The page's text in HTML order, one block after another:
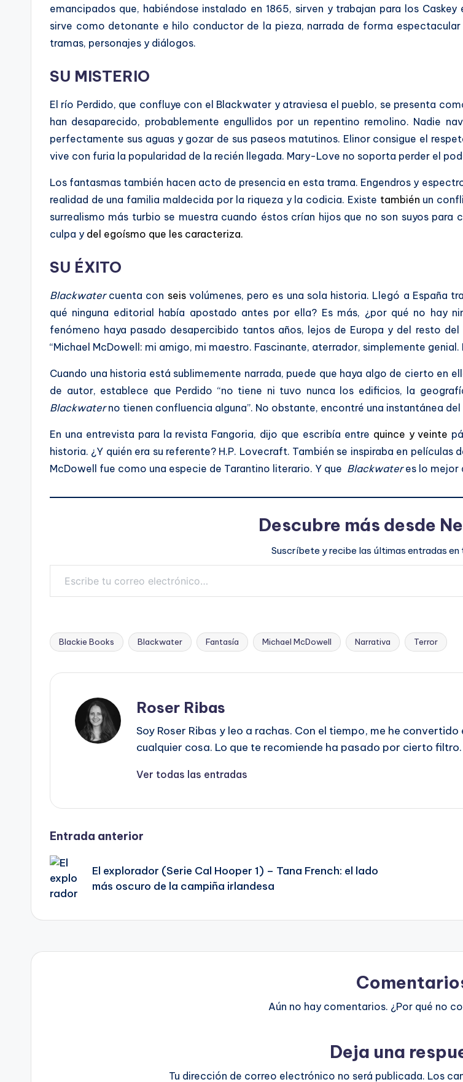
emancipados que, habiéndose instalado en 1865, sirven y trabajan para los
sirve como detonante e hilo conductor de la pieza, narrada de forma
tramas, personajes y diálogos.
SU MISTERIO
El río Perdido, que confluye con el Blackwater y atraviesa el pueblo, se presenta
han desaparecido, probablemente engullidos por un repentino remolino. Nadie
perfectamente sus aguas y gozar de sus paseos matutinos. Elinor consigue el
vive con furia la popularidad de la recién llegada. Mary-Love no soporta perder el
Los fantasmas también hacen acto de presencia en esta trama. Engendros y
realidad de una familia maldecida por la riqueza y la codicia. Existe también un
surrealismo más turbio se muestra cuando éstos crían hijos que no son suyos
culpa y del egoísmo que les caracteriza.
SU ÉXITO
Blackwatercuenta con seisvolúmenes, pero es una sola historia. Llegó a España
qué ninguna editorial había apostado antes por ella? Es más, ¿por qué no hay
fenómeno haya pasado desapercibido tantos años, lejos de Europa y del resto
“Michael McDowell: mi amigo, mi maestro. Fascinante, aterrador, simplemente
Cuando una historia está sublimemente narrada, puede que haya algo de cierto en
de autor, establece que Perdido “no tiene ni tuvo nunca los edificios, la
Blackwaterno tienen confluencia alguna”. No obstante, encontré una instantánea del
En una entrevista para la revista Fangoria, dijo que escribía entre quince y veinte
historia. ¿Y quién era su referente? H.P. Lovecraft. También se inspiraba en películas
McDowell fue como una especie de Tarantino literario. Y que Blackwateres lo mejor
Descubre más desde
Suscríbete y recibe las últimas entradas
Escribe tu correo electrónico…
Etiquetas:
Blackie Books Blackwater Fantasía Michael McDowell Narrativa Terror
Roser Ribas
Soy Roser Ribas y leo a rachas. Con el tiempo, me he
cualquier cosa. Lo que te recomiende ha pasado por cierto
Ver todas las entradas
Navegación
de
entradas
Entrada anterior
El explorador (Serie Cal Hooper 1) – Tana French: el lado
más oscuro de la campiña irlandesa
Aún no hay comentarios. ¿Por qué no
Deja una
Tu dirección de correo electrónico no será publicada. Los